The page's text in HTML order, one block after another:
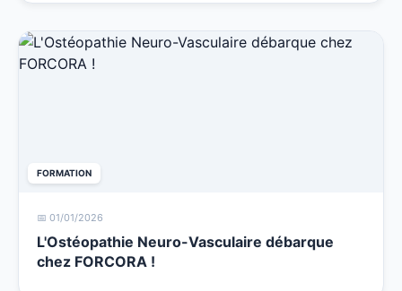
FORMATION
📅 01/01/2026
L'Ostéopathie Neuro-Vasculaire débarque
chez FORCORA !